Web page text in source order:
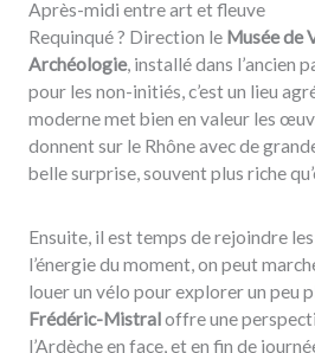
Après-midi entre art et fleuve
Requinqué ? Direction le Musée de
Archéologie, installé dans l’ancien
pour les non-initiés, c’est un lieu
moderne met bien en valeur les
donnent sur le Rhône avec de
belle surprise, souvent plus riche
Ensuite, il est temps de rejoindre les
l’énergie du moment, on peut
louer un vélo pour explorer un peu
Frédéric-Mistraloffre une
l’Ardèche en face, et en fin de